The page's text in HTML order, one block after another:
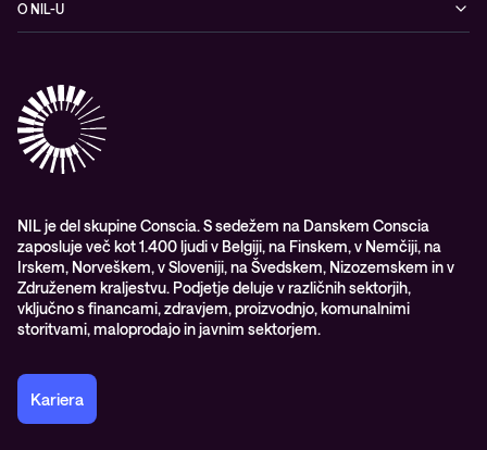
Hibridni oblak
Izobraževanje
Upravljane IT storitve in podpora
Opazljivost
Blogi
Videi
Vodiči
O NIL-U
Partnerji
Nagrade & priznanja industrije
WORK@NIL
Študenti
Trajnost in družbena odgovornost
NIL je del skupine Conscia. S sedežem na Danskem Conscia
zaposluje več kot 1.400 ljudi v Belgiji, na Finskem, v Nemčiji, na
Irskem, Norveškem, v Sloveniji, na Švedskem, Nizozemskem in v
Združenem kraljestvu. Podjetje deluje v različnih sektorjih,
vključno s financami, zdravjem, proizvodnjo, komunalnimi
storitvami, maloprodajo in javnim sektorjem.
Kariera